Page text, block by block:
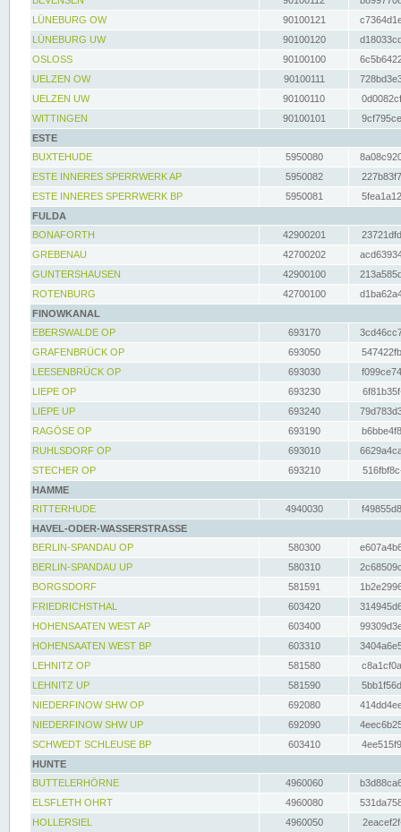
LÜNEBURG OW
90100121
LÜNEBURG UW
90100120
OSLOSS
90100100
UELZEN OW
90100111
UELZEN UW
90100110
WITTINGEN
90100101
ESTE
BUXTEHUDE
5950080
ESTE INNERES SPERRWERK AP
5950082
ESTE INNERES SPERRWERK BP
5950081
FULDA
BONAFORTH
42900201
GREBENAU
42700202
GUNTERSHAUSEN
42900100
ROTENBURG
42700100
FINOWKANAL
EBERSWALDE OP
693170
GRAFENBRÜCK OP
693050
LEESENBRÜCK OP
693030
LIEPE OP
693230
LIEPE UP
693240
RAGÖSE OP
693190
RUHLSDORF OP
693010
STECHER OP
693210
HAMME
RITTERHUDE
4940030
HAVEL-ODER-WASSERSTRASSE
BERLIN-SPANDAU OP
580300
BERLIN-SPANDAU UP
580310
BORGSDORF
581591
FRIEDRICHSTHAL
603420
HOHENSAATEN WEST AP
603400
HOHENSAATEN WEST BP
603310
LEHNITZ OP
581580
LEHNITZ UP
581590
NIEDERFINOW SHW OP
692080
NIEDERFINOW SHW UP
692090
SCHWEDT SCHLEUSE BP
603410
HUNTE
BUTTELERHÖRNE
4960060
ELSFLETH OHRT
4960080
HOLLERSIEL
4960050